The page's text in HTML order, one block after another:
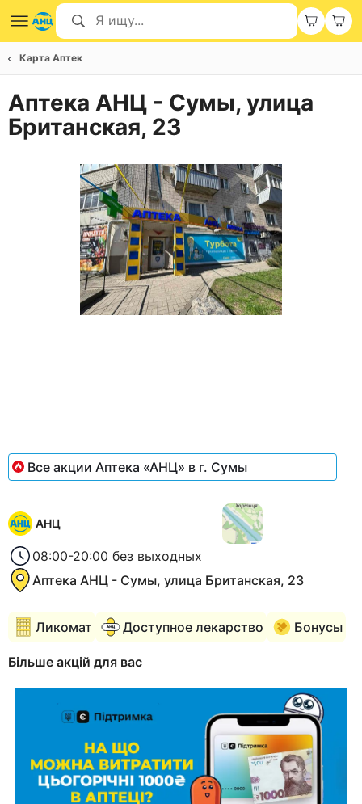
Карта Аптек
Аптека АНЦ - Сумы, улица
Британская, 23
Все акции Аптека «АНЦ» в г. Сумы
АНЦ
08:00-20:00 без выходных
Аптека АНЦ - Сумы, улица Британская, 23
Ликомат Доступное лекарство Бонусы
Більше акцій для вас